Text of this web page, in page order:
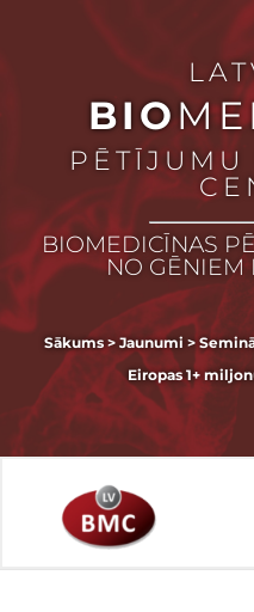
BIO
BIOMEDICĪNAS
NO GĒNIEM
Sākums > Jaunumi >
Eiropas 1+